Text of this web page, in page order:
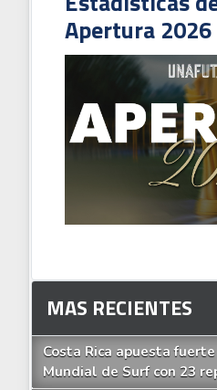
Apertura 2026
MAS RECIENTES
Costa Rica apuesta
Mundial de Surf con 23